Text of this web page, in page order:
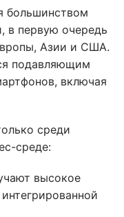
большинством
в первую очередь
Азии и США.
подавляющим
включая
среди
среде:
высокое